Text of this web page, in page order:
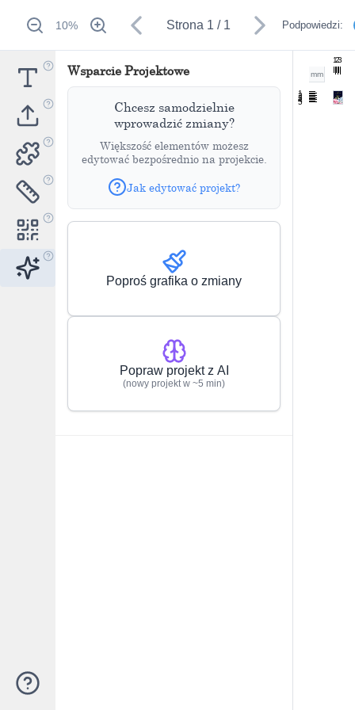
10% Strona 1 / 1 Podpowiedzi:
Wsparcie Projektowe
Chcesz samodzielnie
wprowadzić zmiany?
Większość elementów możesz
edytować bezpośrednio na projekcie.
Jak edytować projekt?
Poproś grafika o zmiany
Popraw projekt z AI
(nowy projekt w ~5 min)
123
1
2
3
4
5
mm